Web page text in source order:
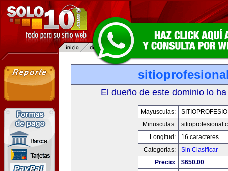
El dueño de este dominio lo
Mayusculas:
Minusculas:
Longitud:
16 caracteres
Categorias:
Sin Clasificar
Precio:
$650.00